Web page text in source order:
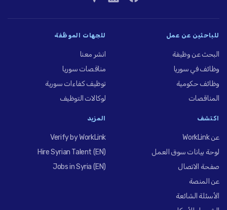
للباحثين عن عمل
البحث عن وظيفة
وظائف في سوريا
وظائف حكومية
المناقصات
للجهات الموظِّفة
انشر معنا
مناقصات سوريا
توظيف كفاءات سورية
لوكالات التوظيف
اكتشف
عن WorkLink
لوحة بيانات سوق العمل
صفحة الاتصال
عن المنصة
الأسئلة الشائعة
المزيد
Verify by WorkLink
Hire Syrian Talent (EN)
Jobs in Syria (EN)